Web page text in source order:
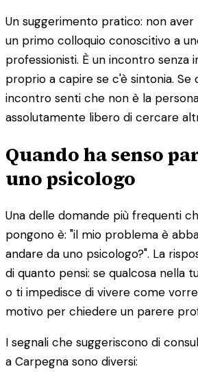
Un suggerimento pratico: non
un primo colloquio conoscitivo a
professionisti. È un incontro senza
proprio a capire se c'è sintonia. Se
incontro senti che non è la
assolutamente libero di cercare
Quando ha senso
uno psicologo
Una delle domande più frequenti
pongono è: "il mio problema è
andare da uno psicologo?". La
di quanto pensi: se qualcosa nella
o ti impedisce di vivere come
motivo per chiedere un parere
I segnali che suggeriscono di
a Carpegna sono diversi: